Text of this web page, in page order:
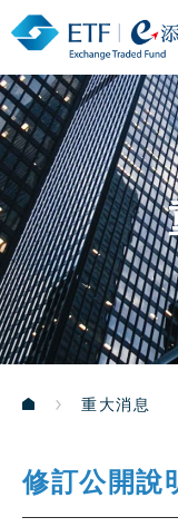
重大消息
修訂公開說